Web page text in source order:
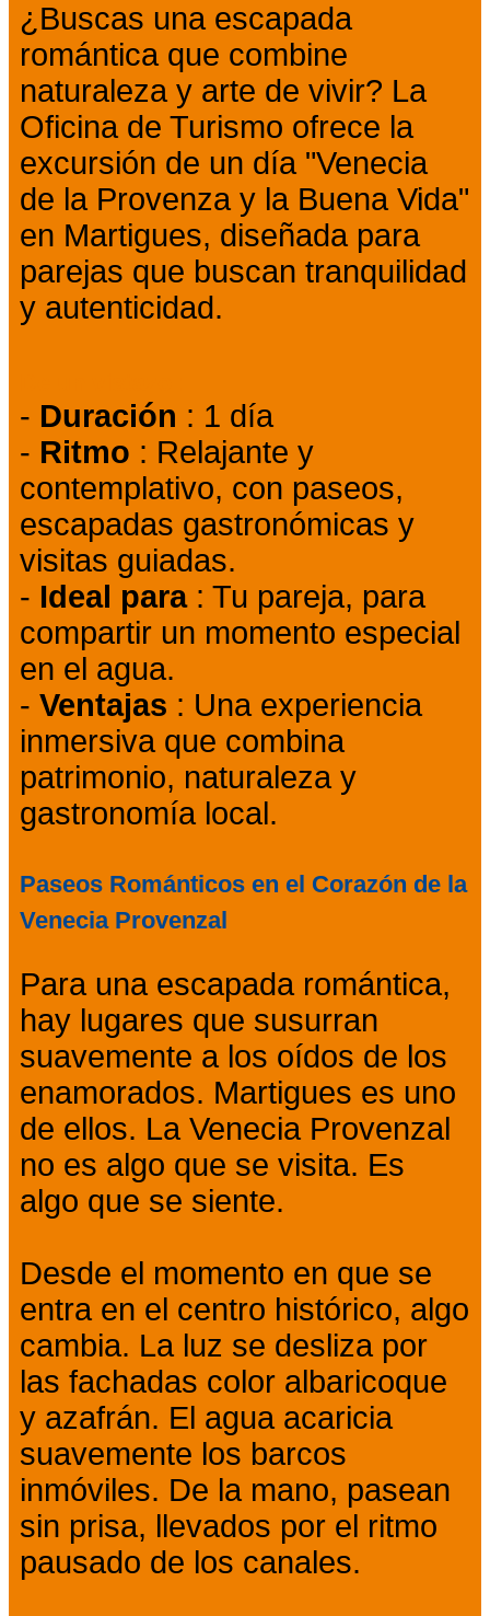
¿Buscas una escapada
romántica que combine
naturaleza y arte de vivir? La
Oficina de Turismo ofrece la
excursión de un día "Venecia
de la Provenza y la Buena Vida"
en Martigues, diseñada para
parejas que buscan tranquilidad
y autenticidad.
- Duración : 1 día
- Ritmo : Relajante y
contemplativo, con paseos,
escapadas gastronómicas y
visitas guiadas.
- Ideal para: Tu pareja, para
compartir un momento especial
en el agua.
- Ventajas : Una experiencia
inmersiva que combina
patrimonio, naturaleza y
gastronomía local.
Paseos Románticos en el Corazón de la
Venecia Provenzal
Para una escapada romántica,
hay lugares que susurran
suavemente a los oídos de los
enamorados. Martigues es uno
de ellos. La Venecia Provenzal
no es algo que se visita. Es
algo que se siente.
Desde el momento en que se
entra en el centro histórico, algo
cambia. La luz se desliza por
las fachadas color albaricoque
y azafrán. El agua acaricia
suavemente los barcos
inmóviles. De la mano, pasean
sin prisa, llevados por el ritmo
pausado de los canales.